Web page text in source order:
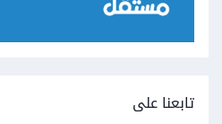
تابعنا على